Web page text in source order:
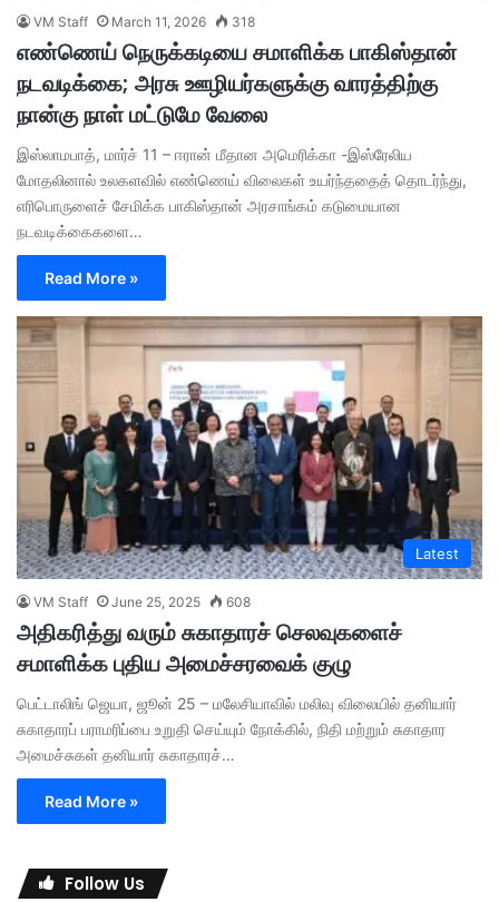
VM Staff March 11, 2026 318
எண்ணெய் நெருக்கடியை சமாளிக்க பாகிஸ்தான்
நடவடிக்கை; அரசு ஊழியர்களுக்கு வாரத்திற்கு
நான்கு நாள் மட்டுமே வேலை
இஸ்லாமபாத், மார்ச் 11 – ஈரான் மீதான அமெரிக்கா -இஸ்ரேலிய
மோதலினால் உலகளவில் எண்ணெய் விலைகள் உயர்ந்ததைத் தொடர்ந்து,
எரிபொருளைச் சேமிக்க பாகிஸ்தான் அரசாங்கம் கடுமையான
நடவடிக்கைகளை…
Read More »
Latest
VM Staff June 25, 2025 608
அதிகரித்து வரும் சுகாதாரச் செலவுகளைச்
சமாளிக்க புதிய அமைச்சரவைக் குழு
பெட்டாலிங் ஜெயா, ஜூன் 25 – மலேசியாவில் மலிவு விலையில் தனியார்
சுகாதாரப் பராமரிப்பை உறுதி செய்யும் நோக்கில், நிதி மற்றும் சுகாதார
அமைச்சுகள் தனியார் சுகாதாரச்…
Read More »
Follow Us